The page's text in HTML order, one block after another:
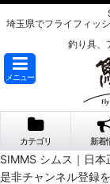
埼玉県でフライフィッ
釣り具、
メニュー
カテゴリ 新着
SIMMS シムス｜日本
是非チャンネル登録